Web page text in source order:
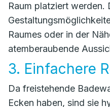
Raum platziert
Raumes oder in der
atemberaubende
3. Einfachere
Da freistehende
Ecken haben, sind sie